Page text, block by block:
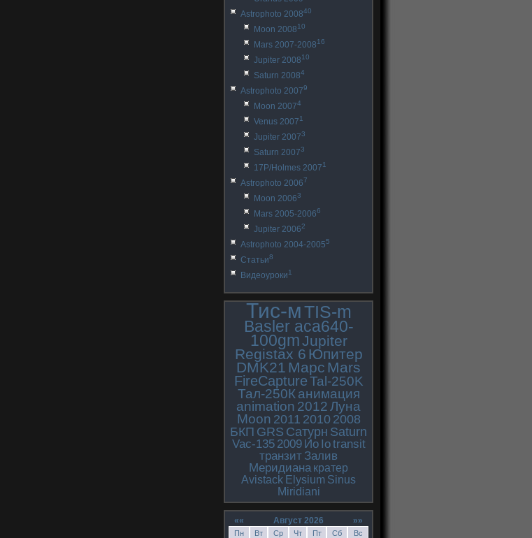
Astrophoto 200840
Moon 200810
Mars 2007-200816
Jupiter 200810
Saturn 20084
Astrophoto 20079
Moon 20074
Venus 20071
Jupiter 20073
Saturn 20073
17P/Holmes 20071
Astrophoto 20067
Moon 20063
Mars 2005-20066
Jupiter 20062
Astrophoto 2004-20055
Статьи8
Видеоуроки1
Тис-мTIS-m
Basler aca640-
100gmJupiter
Registax 6 Юпитер
DMK21 Марс Mars
FireCaptureTal-250K
Тал-250К анимация
animation 2012Луна
Moon 2011 2010 2008
БКП GRS Сатурн Saturn
Vac-135 2009 Ио Iotransit
транзит Залив
Меридиана кратер
Avistack Elysium Sinus
Miridiani
«« Август 2026 »»
Пн Вт Ср Чт Пт Сб
Вс